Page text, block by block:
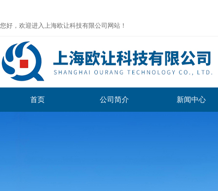
您好，欢迎进入上海欧让科技有限公司网站！
首页 公司简介 新闻中心